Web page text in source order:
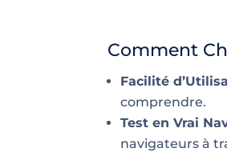
Comment
Facilité
comprendre.
Test en Vrai
navigateurs à